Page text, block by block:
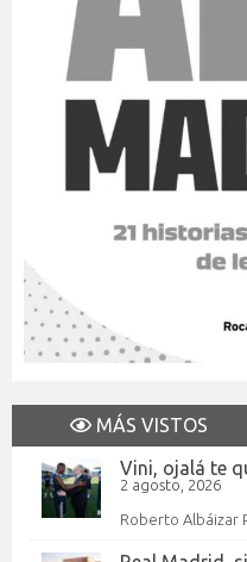
MÁS VISTOS
Vini, ojalá te
2 agosto, 2026
Roberto Albáizar